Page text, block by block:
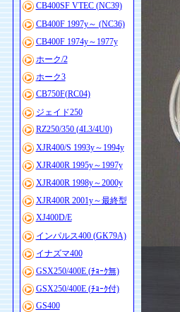
CB400SF VTEC (NC39)
CB400F 1997y～ (NC36)
CB400F 1974y～1977y
ホーク/2
ホーク3
CB750F(RC04)
ジェイド250
RZ250/350 (4L3/4U0)
XJR400/S 1993y～1994y
XJR400R 1995y～1997y
XJR400R 1998y～2000y
XJR400R 2001y～最終型
XJ400D/E
インパルス400 (GK79A)
イナズマ400
GSX250/400E (ﾁｮｰｸ無)
GSX250/400E (ﾁｮｰｸ付)
GS400